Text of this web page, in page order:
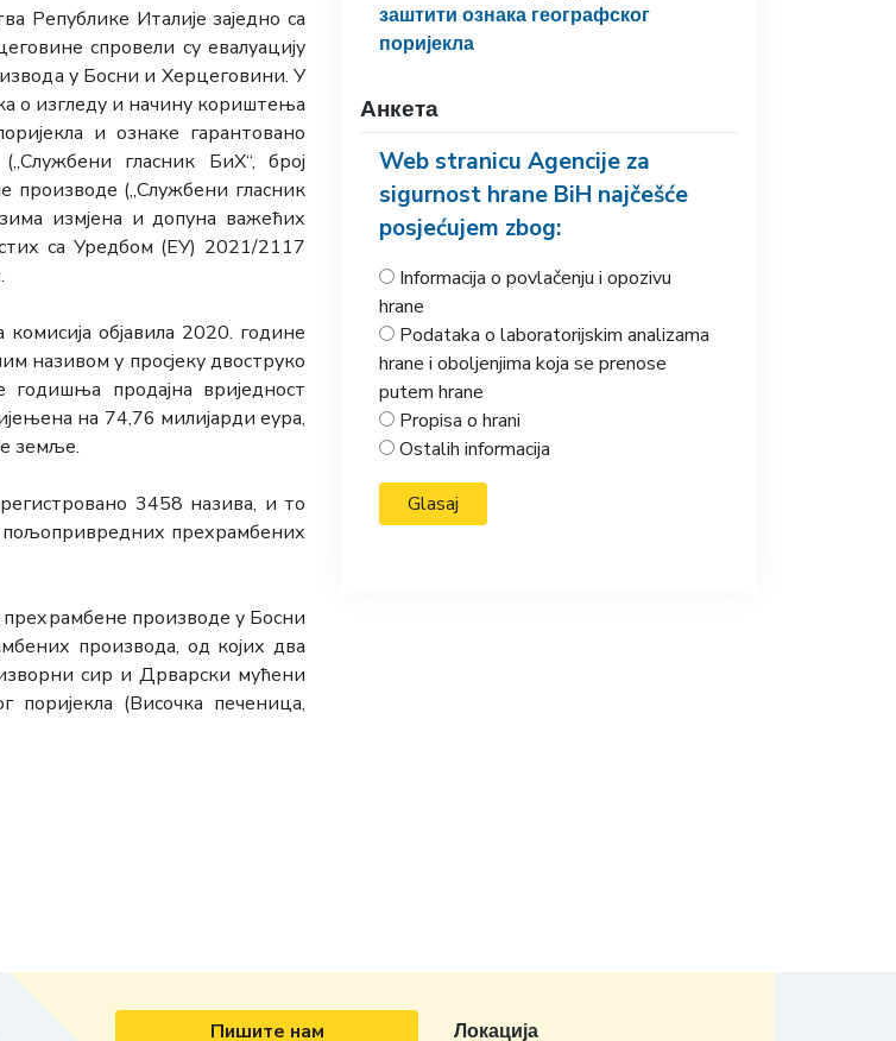
Републике Италије заједно са
спровели су евалуацију
у Босни и Херцеговини. У
о изгледу и начину кориштења
и ознаке гарантовано
гласник БиХ“, број
производе („Службени гласник
измјена и допуна важећих
са Уредбом (ЕУ) 2021/2117
комисија објавила 2020. године
називом у просјеку двоструко
продајна вриједност
на 74,76 милијарди еура,
земље.
3458 назива, и то
прехрамбених
производе у Босни
производа, од којих два
сир и Дрварски мућени
(Височка печеница,
заштити ознака географског
поријекла
Анкета
Web stranicu Agencije za
sigurnost hrane BiH najčešće
posjećujem zbog:
Informacija o povlačenju i opozivu
hrane
Podataka o laboratorijskim analizama
hrane i oboljenjima koja se prenose
putem hrane
Propisa o hrani
Ostalih informacija
Пишите нам Локација